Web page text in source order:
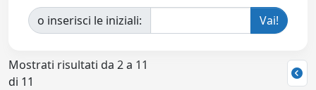
o inserisci le iniziali:
Mostrati risultati da 2 a 11
di 11